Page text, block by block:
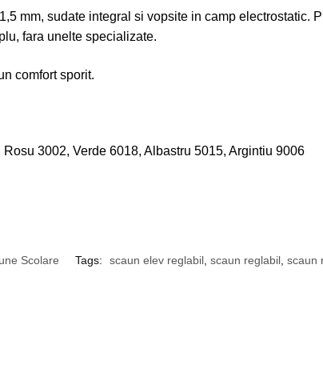
mm, sudate integral si vopsite in camp electrostatic.
fara unelte specializate.
comfort sporit.
3002, Verde 6018, Albastru 5015, Argintiu 9006
Scolare Tags: scaun elev reglabil scaun reglabil scaun